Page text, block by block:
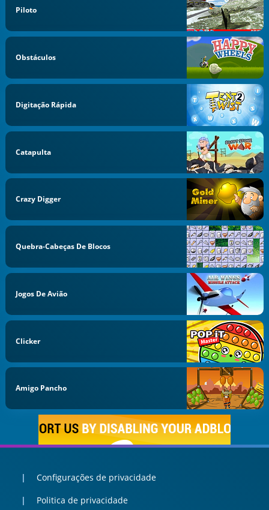
Piloto
Obstáculos
Digitação Rápida
Catapulta
Crazy Digger
Quebra-Cabeças De Blocos
Jogos De Avião
Clicker
Amigo Pancho
Configurações de privacidade
Politica de privacidade